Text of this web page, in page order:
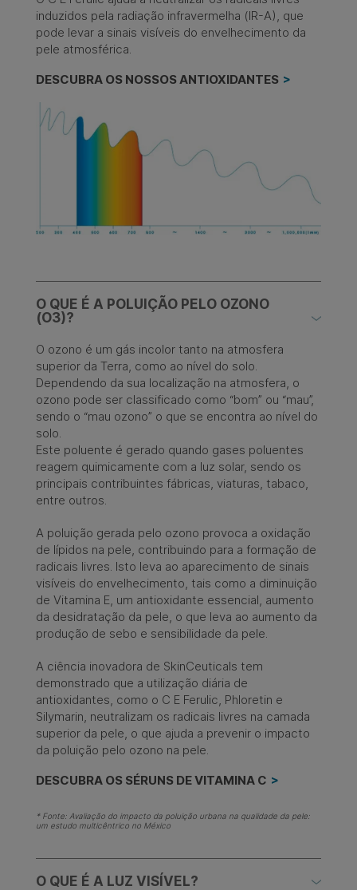
induzidos pela radiação infravermelha (IR-A), que
pode levar a sinais visíveis do envelhecimento da
pele atmosférica.
DESCUBRA OS NOSSOS ANTIOXIDANTES
O QUE É A POLUIÇÃO PELO OZONO
(O3)?
O ozono é um gás incolor tanto na atmosfera
superior da Terra, como ao nível do solo.
Dependendo da sua localização na atmosfera, o
ozono pode ser classificado como “bom” ou “mau”,
sendo o “mau ozono” o que se encontra ao nível do
solo. ​
Este poluente é gerado quando gases poluentes
reagem quimicamente com a luz solar, sendo os
principais contribuintes fábricas, viaturas, tabaco,
entre outros. ​
A poluição gerada pelo ozono provoca a oxidação
de lípidos na pele, contribuindo para a formação de
radicais livres. Isto leva ao aparecimento de sinais
visíveis do envelhecimento, tais como a diminuição
de Vitamina E, um antioxidante essencial, aumento
da desidratação da pele, o que leva ao aumento da
produção de sebo e sensibilidade da pele. ​
A ciência inovadora de SkinCeuticals tem
demonstrado que a utilização diária de
antioxidantes, como o C E Ferulic, Phloretin e
Silymarin, neutralizam os radicais livres na camada
superior da pele, o que ajuda a prevenir o impacto
da poluição pelo ozono na pele.
DESCUBRA OS SÉRUNS DE VITAMINA C
* Fonte: Avaliação do impacto da poluição urbana na qualidade da pele:
um estudo multicêntrico no México
O QUE É A LUZ VISÍVEL?